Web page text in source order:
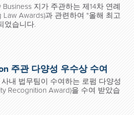
지가 주관하는 제14차 연례
Law Awards)과 관련하여 "올해 최고
었습니다.
주관 다양성 우수상 수여
내 법무팀이 수여하는 로펌 다양성
Recognition Award)을 수여 받았습